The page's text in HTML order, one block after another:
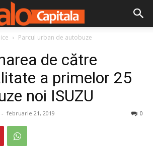
Parcul urban de autobuze
de către
a primelor 25
noi ISUZU
- februarie 21, 2019 0